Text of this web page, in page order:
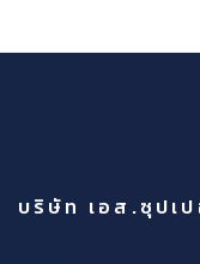
บริษัท เอส.ซุปเ